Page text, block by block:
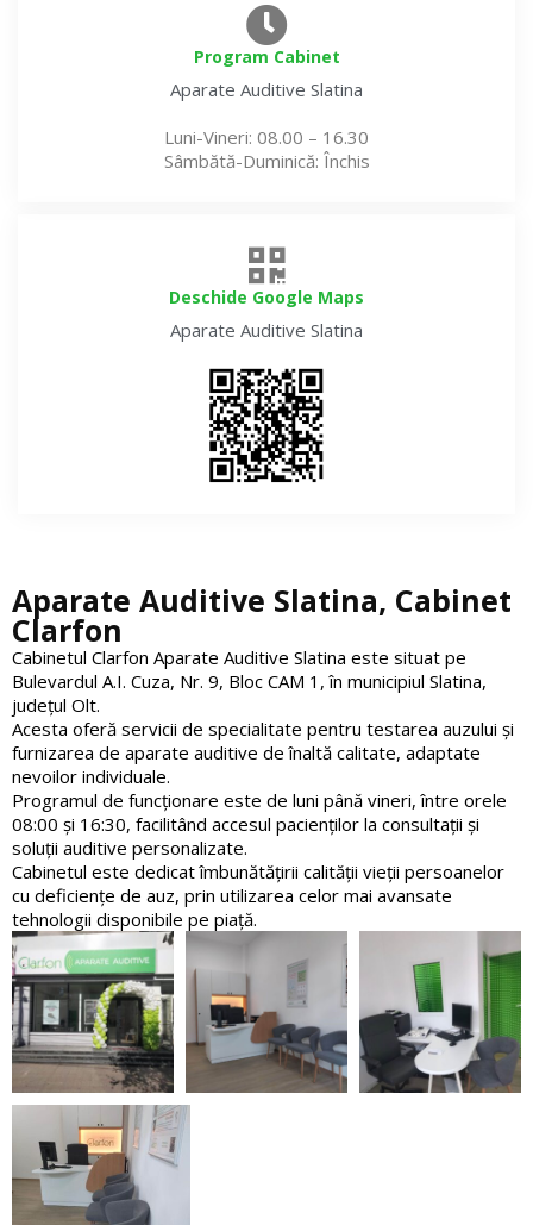
Program Cabinet
Aparate Auditive Slatina
Luni-Vineri: 08.00 – 16.30
Sâmbătă-Duminică: Închis
Deschide Google Maps
Aparate Auditive Slatina
Aparate Auditive Slatina, Cabinet
Clarfon
Cabinetul Clarfon Aparate Auditive Slatina este situat pe
Bulevardul A.I. Cuza, Nr. 9, Bloc CAM 1, în municipiul Slatina,
județul Olt.
Acesta oferă servicii de specialitate pentru testarea auzului și
furnizarea de aparate auditive de înaltă calitate, adaptate
nevoilor individuale.
Programul de funcționare este de luni până vineri, între orele
08:00 și 16:30, facilitând accesul pacienților la consultații și
soluții auditive personalizate.
Cabinetul este dedicat îmbunătățirii calității vieții persoanelor
cu deficiențe de auz, prin utilizarea celor mai avansate
tehnologii disponibile pe piață.